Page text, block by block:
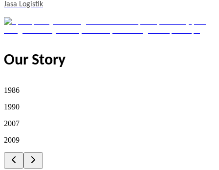
Jasa Logistik
Our Story
1986
1990
2007
2009